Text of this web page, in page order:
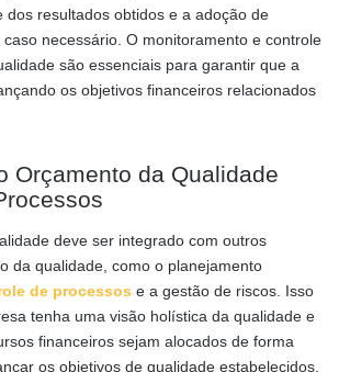
dos resultados obtidos e a adoção de
necessário. O monitoramento e controle
são essenciais para garantir que a
os objetivos financeiros relacionados
Orçamento da Qualidade
deve ser integrado com outros
da qualidade, como o planejamento
de processos e a gestão de riscos. Isso
tenha uma visão holística da qualidade e
financeiros sejam alocados de forma
os objetivos de qualidade estabelecidos.